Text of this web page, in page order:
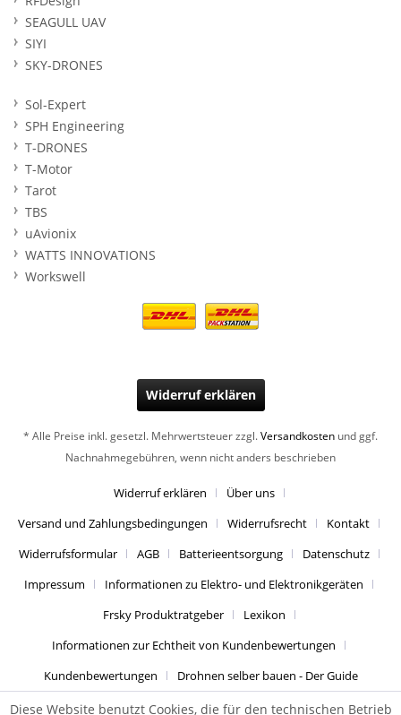
SEAGULL UAV
SIYI
SKY-DRONES
Sol-Expert
SPH Engineering
T-DRONES
T-Motor
Tarot
TBS
uAvionix
WATTS INNOVATIONS
Workswell
Widerruf erklären
* Alle Preise inkl. gesetzl. Mehrwertsteuer zzgl.Versandkosten und ggf.
Nachnahmegebühren, wenn nicht anders beschrieben
Widerruf erklären
Über uns
Versand und Zahlungsbedingungen
Widerrufsrecht
Kontakt
Widerrufsformular
AGB Batterieentsorgung
Datenschutz
Impressum
Informationen zu Elektro- und Elektronikgeräten
Frsky Produktratgeber
Lexikon
Informationen zur Echtheit von Kundenbewertungen
Kundenbewertungen
Drohnen selber bauen - Der Guide
Diese Website benutzt Cookies, die für den technischen Betrieb